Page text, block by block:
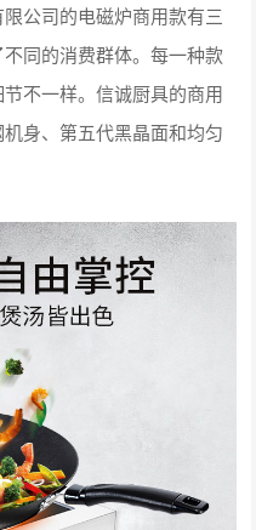
公司的电磁炉商用款有三
同的消费群体。每一种款
不一样。信诚厨具的商用
身、第五代黑晶面和均匀